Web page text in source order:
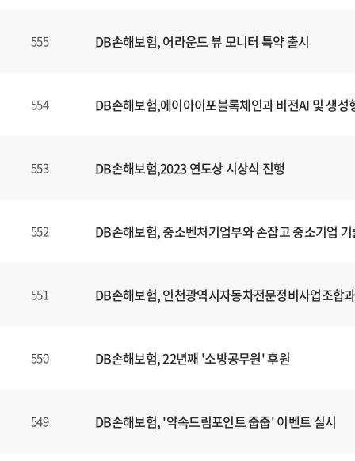
555 DB손해보험, 어라운드 뷰 모니터 특약 출시
554 DB손해보험,에이아이포블록체인과 비전AI 및 생
553 DB손해보험,2023 연도상 시상식 진행
552 DB손해보험, 중소벤처기업부와 손잡고 중소기업
551 DB손해보험, 인천광역시자동차전문정비사업조합
550 DB손해보험, 22년째 '소방공무원' 후원
549 DB손해보험, '약속드림포인트 줍줍' 이벤트 실시